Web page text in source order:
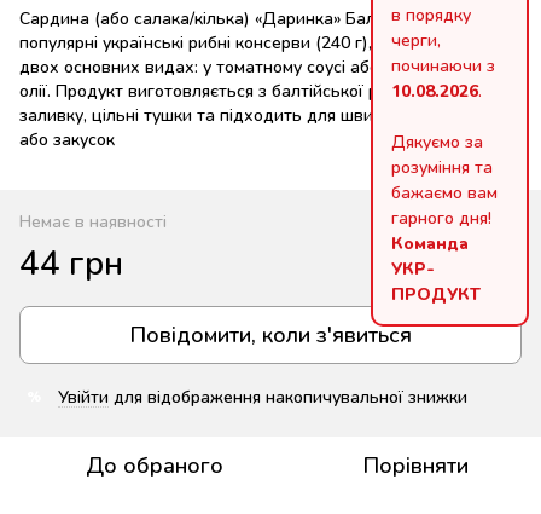
в порядку
черги,
починаючи з
10.08.2026.
Дякуємо за
розуміння та
бажаємо вам
гарного дня!
Команда
УКР-
ПРОДУКТ
Сардина (або салака/кілька) «Даринка» Балтійська — це
популярні українські рибні консерви (240 г), представлені у
двох основних видах: у томатному соусі або з додаванням
олії. Продукт виготовляється з балтійської риби, має густу
заливку, цільні тушки та підходить для швидких обідів, супів
або закусок
Немає в наявності
44 грн
Повідомити, коли з'явиться
Увійти для відображення накопичувальної знижки
До обраного Порівняти